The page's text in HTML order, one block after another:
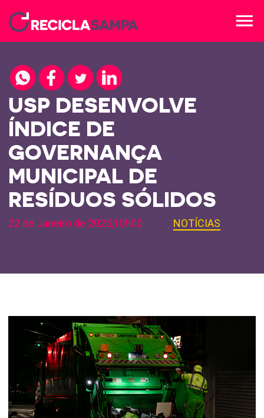
menu
USP DESENVOLVE
ÍNDICE DE
GOVERNANÇA
MUNICIPAL DE
RESÍDUOS SÓLIDOS
22 de Janeiro de 2025,10h00 NOTÍCIAS